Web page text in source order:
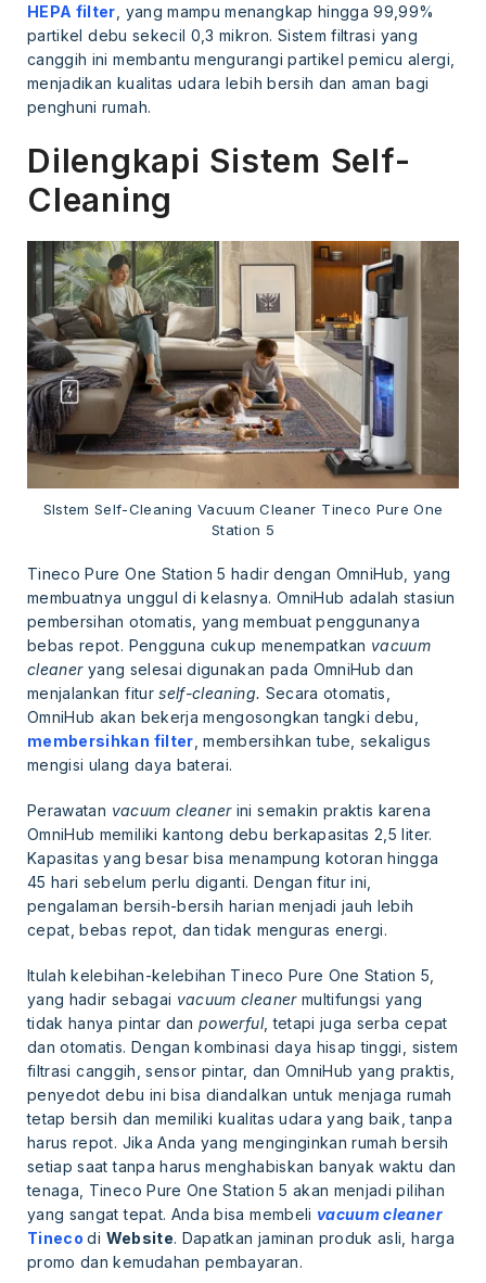
HEPA filter, yang mampu menangkap hingga 99,99%
partikel debu sekecil 0,3 mikron. Sistem filtrasi yang
canggih ini membantu mengurangi partikel pemicu alergi,
menjadikan kualitas udara lebih bersih dan aman bagi
penghuni rumah.
Dilengkapi Sistem Self-
Cleaning
SIstem Self-Cleaning Vacuum Cleaner Tineco Pure One
Station 5
Tineco Pure One Station 5 hadir dengan OmniHub, yang
membuatnya unggul di kelasnya. OmniHub adalah stasiun
pembersihan otomatis, yang membuat penggunanya
bebas repot. Pengguna cukup menempatkan vacuum
cleaneryang selesai digunakan pada OmniHub dan
menjalankan fiturself-cleaning. Secara otomatis,
OmniHub akan bekerja mengosongkan tangki debu,
membersihkan filter , membersihkan tube, sekaligus
mengisi ulang daya baterai.
Perawatan vacuum cleanerini semakin praktis karena
OmniHub memiliki kantong debu berkapasitas 2,5 liter.
Kapasitas yang besar bisa menampung kotoran hingga
45 hari sebelum perlu diganti. Dengan fitur ini,
pengalaman bersih-bersih harian menjadi jauh lebih
cepat, bebas repot, dan tidak menguras energi.
Itulah kelebihan-kelebihan Tineco Pure One Station 5,
yang hadir sebagai vacuum cleanermultifungsi yang
tidak hanya pintar danpowerful, tetapi juga serba cepat
dan otomatis. Dengan kombinasi daya hisap tinggi, sistem
filtrasi canggih, sensor pintar, dan OmniHub yang praktis,
penyedot debu ini bisa diandalkan untuk menjaga rumah
tetap bersih dan memiliki kualitas udara yang baik, tanpa
harus repot. Jika Anda yang menginginkan rumah bersih
setiap saat tanpa harus menghabiskan banyak waktu dan
tenaga, Tineco Pure One Station 5 akan menjadi pilihan
yang sangat tepat. Anda bisa membeli vacuum cleaner
Tineco di Website. Dapatkan jaminan produk asli, harga
promo dan kemudahan pembayaran.